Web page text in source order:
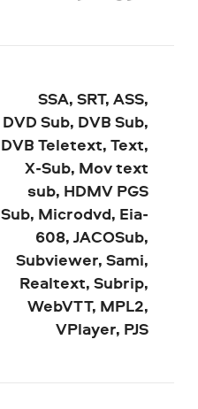
SSA, SRT, ASS,
DVD Sub, DVB Sub,
DVB Teletext, Text,
X-Sub, Mov text
sub, HDMV PGS
Sub, Microdvd, Eia-
608, JACOSub,
Subviewer, Sami,
Realtext, Subrip,
WebVTT, MPL2,
VPlayer, PJS